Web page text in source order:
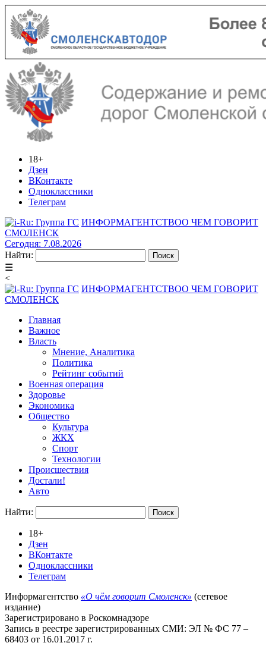
18+
Дзен
ВКонтакте
Одноклассники
Телеграм
ИНФОРМАГЕНТСТВОО ЧЕМ ГОВОРИТ
СМОЛЕНСК
Сегодня: 7.08.2026
Найти:
☰
<
ИНФОРМАГЕНТСТВОО ЧЕМ ГОВОРИТ
СМОЛЕНСК
Главная
Важное
Власть
Мнение, Аналитика
Политика
Рейтинг событий
Военная операция
Здоровье
Экономика
Общество
Культура
ЖКХ
Спорт
Технологии
Происшествия
Достали!
Авто
Найти:
18+
Дзен
ВКонтакте
Одноклассники
Телеграм
Информагентство «О чём говорит Смоленск» (сетевое
издание)
Зарегистрировано в Роскомнадзоре
Запись в реестре зарегистрированных СМИ: ЭЛ № ФС 77 –
68403 от 16.01.2017 г.